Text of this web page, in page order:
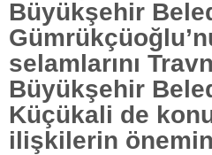
Büyükşehir
selamlarını
Büyükşehir
Küçükali de
ilişkilerin